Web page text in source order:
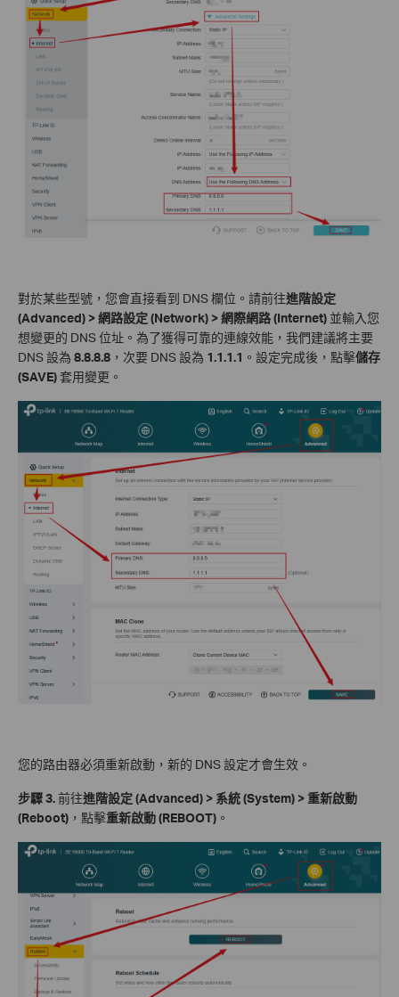
對於某些型號，您會直接看到 DNS 欄位。請前往進階設定
(Advanced) > 網路設定 (Network) > 網際網路 (Internet) 並輸入您
想變更的 DNS 位址。為了獲得可靠的連線效能，我們建議將主要
DNS 設為 8.8.8.8 ，次要 DNS 設為 1.1.1.1 。設定完成後，點擊儲存
(SAVE)套用變更。
您的路由器必須重新啟動，新的 DNS 設定才會生效。
步驟 3.前往進階設定 (Advanced) > 系統 (System) > 重新啟動
(Reboot) ，點擊重新啟動 (REBOOT) 。